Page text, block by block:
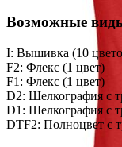
Возможные
I: Вышивка (10
F2: Флекс (1 цвет)
F1: Флекс (1 цвет)
D2: Шелкография с
D1: Шелкография с
DTF2: Полноцвет с